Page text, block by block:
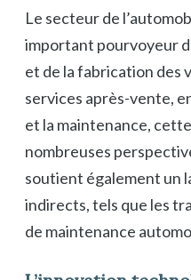
Le secteur de
important pourvoyeur
et de la fabrication des
services après-vente,
et la maintenance,
nombreuses
soutient également un
indirects, tels que les
de maintenance